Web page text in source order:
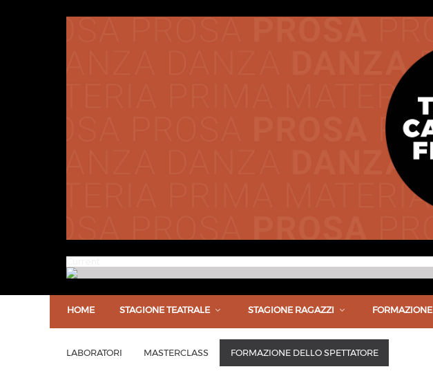
HOME STAGIONE TEATRALE STAGIONE RAGAZZI FORMAZIONE
LABORATORI MASTERCLASS FORMAZIONE DELLO SPETTATORE